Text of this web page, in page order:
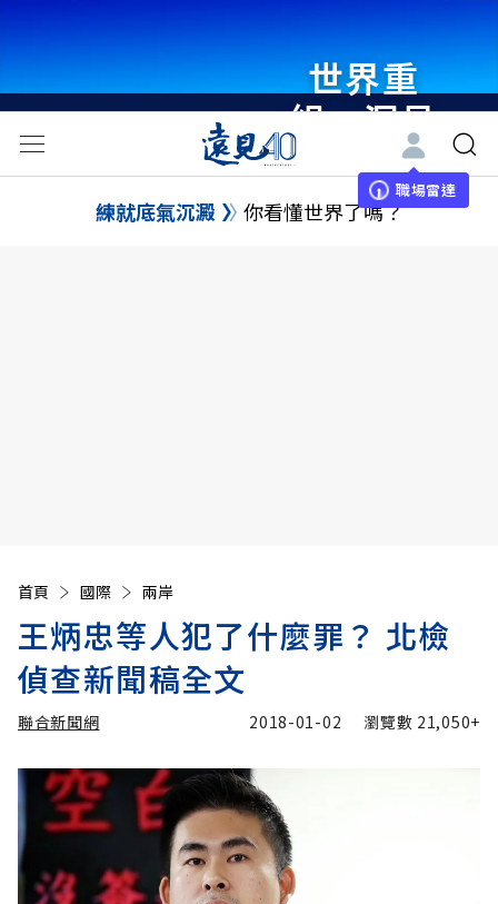
世界重
組・洞見
未來 與
世界領袖
職場雷達
練就底氣沉澱 你看懂世界了嗎？
首頁 國際 兩岸
王炳忠等人犯了什麼罪？ 北檢
偵查新聞稿全文
聯合新聞網 2018-01-02 瀏覽數 21,050+